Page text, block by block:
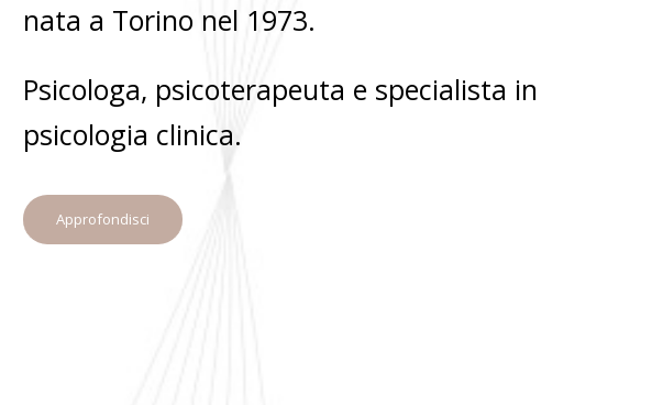
nata a Torino nel 1973.
Psicologa, psicoterapeuta e specialista in
psicologia clinica.
Approfondisci